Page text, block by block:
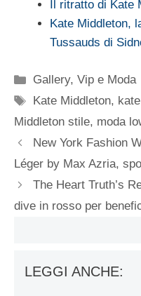
Il ritratto di Kate
Kate Middleton,
Tussauds di
Categorie
Gallery,Vip e Moda
Tag
Kate Middleton,
Middleton stile, moda
New York Fashion
Léger by Max Azria,
The Heart Truth’s
dive in rosso per
LEGGI ANCHE: